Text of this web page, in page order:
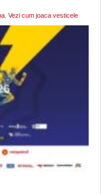
Vezi cum joaca vesticele